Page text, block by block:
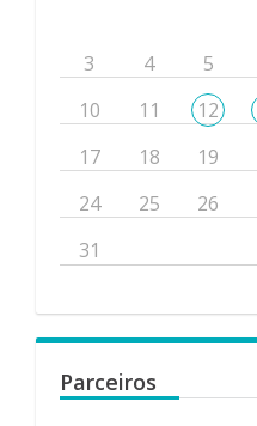
3
4 5
10
11 12
17
18 19
24
25 26
31
Parceiros